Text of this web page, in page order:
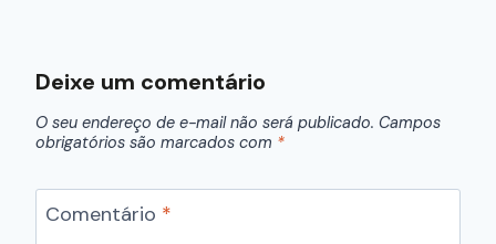
Deixe um comentário
O seu endereço de e-mail não será publicado. Campos
obrigatórios são marcados com *
Comentário *